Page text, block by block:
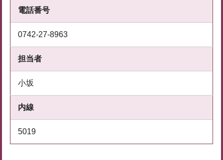
電話番号
0742-27-8963
担当者
小坂
内線
5019